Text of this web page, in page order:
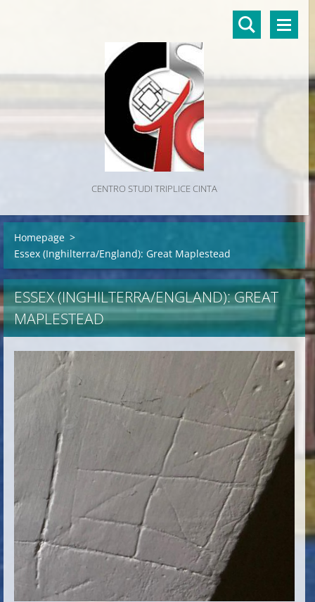
CENTRO STUDI TRIPLICE CINTA
Homepage >
Essex (Inghilterra/England): Great Maplestead
ESSEX (INGHILTERRA/ENGLAND): GREAT
MAPLESTEAD